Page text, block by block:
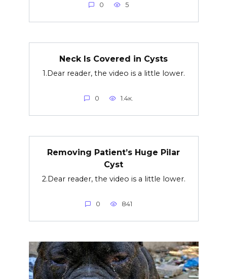
0 5
Neck Is Covered in Cysts
1.Dear reader, the video is a little lower.
0 1.4к.
Removing Patient’s Huge Pilar
Cyst
2.Dear reader, the video is a little lower.
0 841